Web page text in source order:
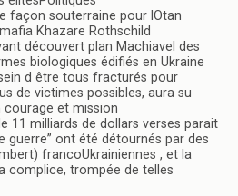
façon souterraine pour lOtan
Khazare Rothschild
découvert plan Machiavel des
biologiques édifiés en Ukraine
d être tous fracturés pour
de victimes possibles, aura su
courage et mission
11 milliards de dollars verses parait
guerre” ont été détournés par des
francoUkrainiennes , et la
complice, trompée de telles